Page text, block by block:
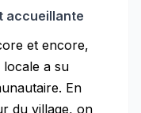
accueillante
et encore,
a su
En
du village, on